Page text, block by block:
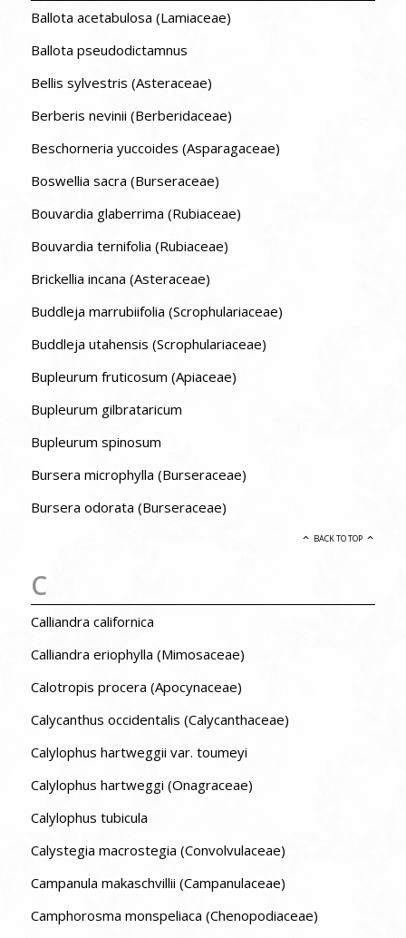
Ballota acetabulosa (Lamiaceae)
Ballota pseudodictamnus
Bellis sylvestris (Asteraceae)
Berberis nevinii (Berberidaceae)
Beschorneria yuccoides (Asparagaceae)
Boswellia sacra (Burseraceae)
Bouvardia glaberrima (Rubiaceae)
Bouvardia ternifolia (Rubiaceae)
Brickellia incana (Asteraceae)
Buddleja marrubiifolia (Scrophulariaceae)
Buddleja utahensis (Scrophulariaceae)
Bupleurum fruticosum (Apiaceae)
Bupleurum gilbrataricum
Bupleurum spinosum
Bursera microphylla (Burseraceae)
Bursera odorata (Burseraceae)
BACK TO TOP
C
Calliandra californica
Calliandra eriophylla (Mimosaceae)
Calotropis procera (Apocynaceae)
Calycanthus occidentalis (Calycanthaceae)
Calylophus hartweggii var. toumeyi
Calylophus hartweggi (Onagraceae)
Calylophus tubicula
Calystegia macrostegia (Convolvulaceae)
Campanula makaschvillii (Campanulaceae)
Camphorosma monspeliaca (Chenopodiaceae)